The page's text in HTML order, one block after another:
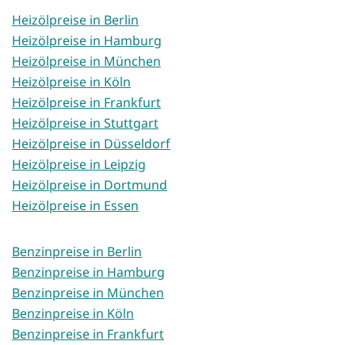
Heizölpreise in Berlin
Heizölpreise in Hamburg
Heizölpreise in München
Heizölpreise in Köln
Heizölpreise in Frankfurt
Heizölpreise in Stuttgart
Heizölpreise in Düsseldorf
Heizölpreise in Leipzig
Heizölpreise in Dortmund
Heizölpreise in Essen
Benzinpreise in Berlin
Benzinpreise in Hamburg
Benzinpreise in München
Benzinpreise in Köln
Benzinpreise in Frankfurt